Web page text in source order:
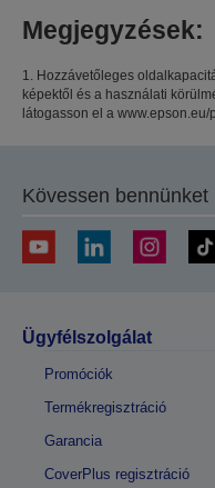
Megjegyzések:
1. Hozzávetőleges
képektől és a használati
látogasson el a www.epson.eu/
Kövessen bennünket
Ügyfélszolgálat
Promóciók
Termékregisztráció
Garancia
CoverPlus regisztráció